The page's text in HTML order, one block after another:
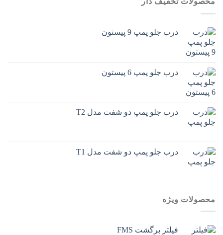
درب جلو پمپ 9 پیستون
درب جلو پمپ 6 پیستون
درب جلو پمپ دو شفت مدل T2
درب جلو پمپ دو شفت مدل T1
محصولات ویژه
فیلتر برگشت FMS